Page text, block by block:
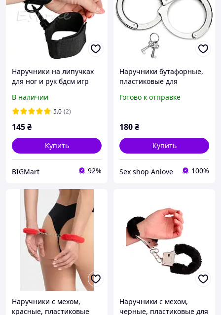
Наручники на липучках
для ног и рук бдсм игр
В наличии
5.0 (2)
145₴
Купить
BIGMart 92%
Наручники бутафорные,
пластиковые для
Готово к отправке
180₴
Купить
Sex shop Anlove 100%
Наручники с мехом,
красные, пластиковые
Наручники с мехом,
черные, пластиковые для